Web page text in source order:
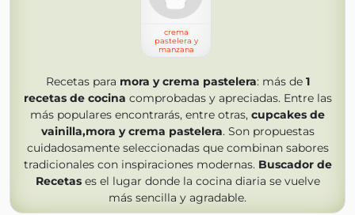
crema
pastelera y
manzana
Recetas para mora y crema pastelera: más de 1
recetas de cocina comprobadas y apreciadas. Entre las
más populares encontrarás, entre otras, cupcakes de
vainilla,mora y crema pastelera. Son propuestas
cuidadosamente seleccionadas que combinan sabores
tradicionales con inspiraciones modernas. Buscador de
Recetases el lugar donde la cocina diaria se vuelve
más sencilla y agradable.